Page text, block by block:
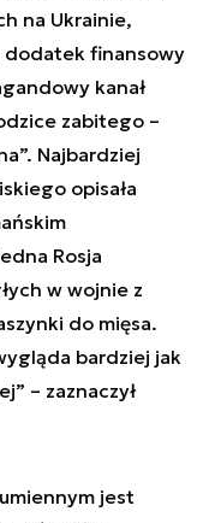
na Ukrainie,
dodatek finansowy
kanał
zabitego –
Najbardziej
opisała
Rosja
w wojnie z
do mięsa.
bardziej jak
– zaznaczył
jest